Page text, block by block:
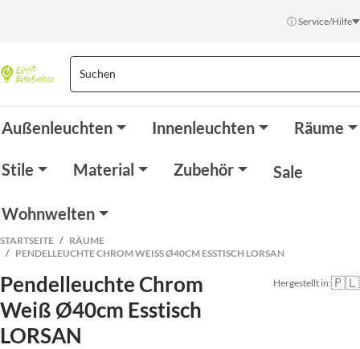
ⓘ Service/Hilfe
Außenleuchten Innenleuchten Räume
Stile Material Zubehör Sale
Wohnwelten
STARTSEITE
RÄUME
PENDELLEUCHTE CHROM WEISS Ø40CM ESSTISCH LORSAN
Pendelleuchte Chrom
Weiß Ø40cm Esstisch
LORSAN
Hergestellt in:🇵🇱